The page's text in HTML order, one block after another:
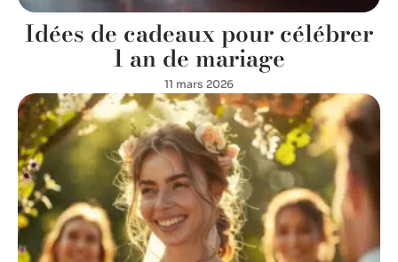
Idées de cadeaux pour célébrer
1 an de mariage
11 mars 2026